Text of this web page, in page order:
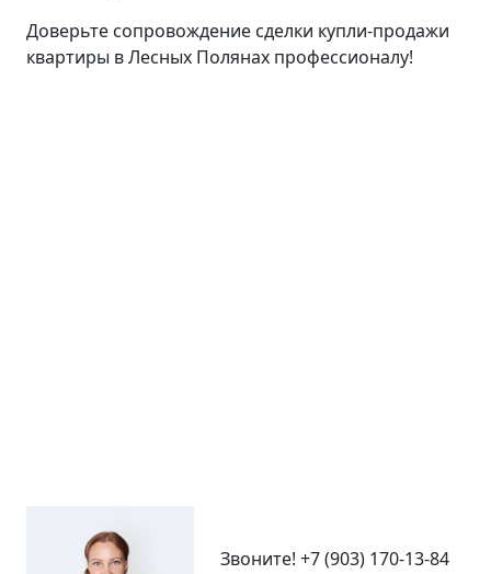
Доверьте сопровождение сделки купли-продажи
квартиры в Лесных Полянах профессионалу!
Звоните! +7 (903) 170-13-84